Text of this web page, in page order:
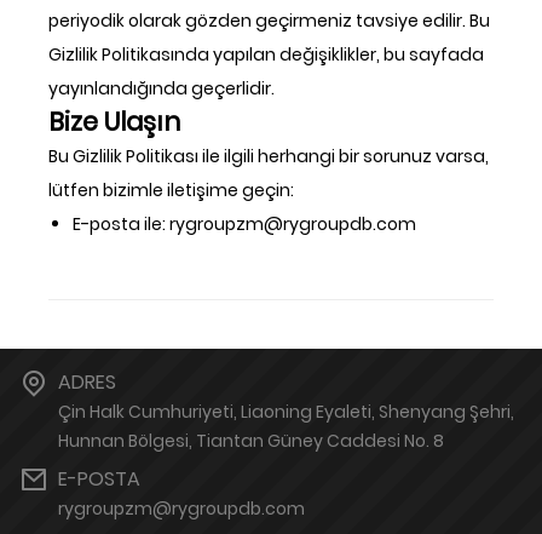
periyodik olarak gözden geçirmeniz tavsiye edilir. Bu
Gizlilik Politikasında yapılan değişiklikler, bu sayfada
yayınlandığında geçerlidir.
Bize Ulaşın
Bu Gizlilik Politikası ile ilgili herhangi bir sorunuz varsa,
lütfen bizimle iletişime geçin:
E-posta ile: rygroupzm@rygroupdb.com
ADRES
Çin Halk Cumhuriyeti, Liaoning Eyaleti, Shenyang Şehri,
Hunnan Bölgesi, Tiantan Güney Caddesi No. 8
E-POSTA
rygroupzm@rygroupdb.com